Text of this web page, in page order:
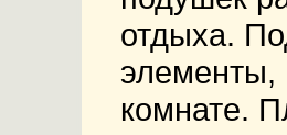
отдыха.
элементы,
комнате.